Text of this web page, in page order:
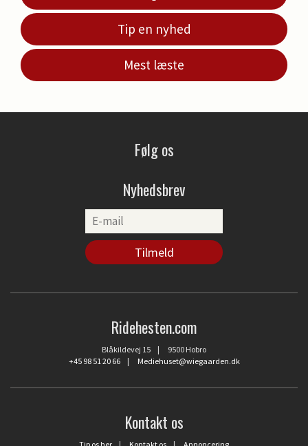
Tip en nyhed
Mest læste
Følg os
Nyhedsbrev
Ridehesten.com
Blåkildevej 15 | 9500 Hobro
+45 98 51 20 66| Mediehuset@wiegaarden.dk
Kontakt os